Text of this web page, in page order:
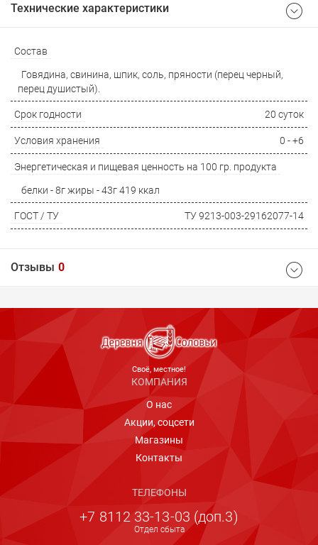
Технические характеристики
Состав
Говядина, свинина, шпик, соль, пряности (перец черный,
перец душистый).
Срок годности 20 суток
Условия хранения 0 - +6
Энергетическая и пищевая ценность на 100 гр. продукта
белки - 8г жиры - 43г 419 ккал
ГОСТ / ТУ ТУ 9213-003-29162077-14
Отзывы 0
Ваш отзыв
Cвоё, местное!
КОМПАНИЯ
О нас
Акции, соцсети
Магазины
Контакты
ТЕЛЕФОНЫ
+7 8112 33-13-03 (доп.3)
Отдел сбыта